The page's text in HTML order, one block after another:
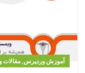
آموزش وردپرس,